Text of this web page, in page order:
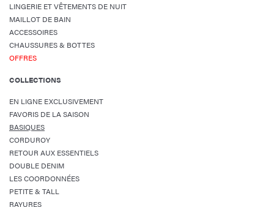
LINGERIE ET VÊTEMENTS DE NUIT
MAILLOT DE BAIN
ACCESSOIRES
CHAUSSURES & BOTTES
OFFRES
COLLECTIONS
EN LIGNE EXCLUSIVEMENT
FAVORIS DE LA SAISON
BASIQUES
CORDUROY
RETOUR AUX ESSENTIELS
DOUBLE DENIM
LES COORDONNÉES
PETITE & TALL
RAYURES